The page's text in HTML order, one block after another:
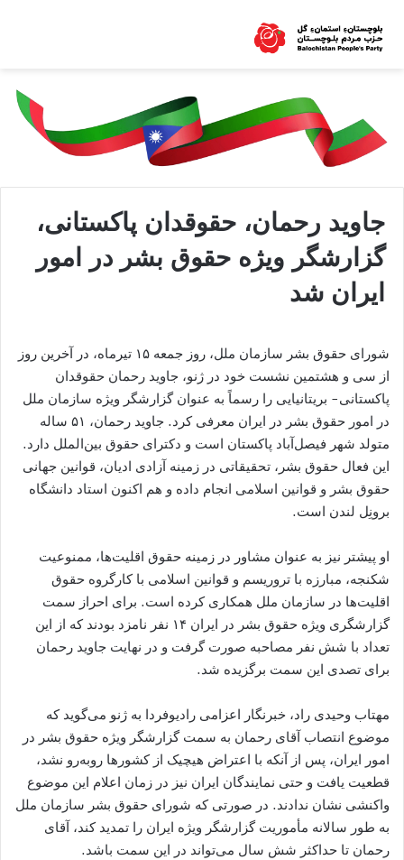
جاوید رحمان، حقوقدان پاکستانی،
گزارشگر ویژه حقوق بشر در امور
ایران شد
شورای حقوق بشر سازمان ملل، روز جمعه ۱۵ تیرماه، در آخرین روز
از سی و هشتمین نشست خود در ژنو، جاوید رحمان حقوقدان
پاکستانی- بریتانیایی را رسماً به عنوان گزارشگر ویژه سازمان ملل
در امور حقوق بشر در ایران معرفی کرد. جاوید رحمان، ۵۱ ساله
متولد شهر فیصل‌آباد پاکستان است و دکترای حقوق بین‌الملل دارد.
این فعال حقوق بشر، تحقیقاتی در زمینه آزادی ادیان، قوانین جهانی
حقوق بشر و قوانین اسلامی انجام داده و هم اکنون استاد دانشگاه
برونِل لندن است.
او پیشتر نیز به عنوان مشاور در زمینه حقوق اقلیت‌ها، ممنوعیت
شکنجه، مبارزه با تروریسم و قوانین اسلامی با کارگروه حقوق
اقلیت‌ها در سازمان ملل همکاری کرده است. برای احراز سمت
گزارشگری ویژه حقوق بشر در ایران ۱۴ نفر نامزد بودند که از این
تعداد با شش نفر مصاحبه صورت گرفت و در نهایت جاوید رحمان
برای تصدی این سمت برگزیده شد.
مهتاب وحیدی راد، خبرنگار اعزامی رادیوفردا به ژنو می‌گوید که
موضوع انتصاب آقای رحمان به سمت گزارشگر ویژه حقوق بشر در
امور ایران، پس از آنکه با اعتراض هیچیک از کشورها روبه‌رو نشد،
قطعیت یافت و حتی نمایندگان ایران نیز در زمان اعلام این موضوع
واکنشی نشان ندادند. در صورتی که شورای حقوق بشر سازمان ملل
به طور سالانه مأموریت گزارشگر ویژه ایران را تمدید کند، آقای
رحمان تا حداکثر شش سال می‌تواند در این سمت باشد.